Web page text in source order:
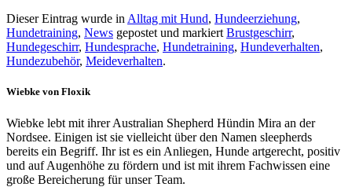
Dieser Eintrag wurde in Alltag mit Hund, Hundeerziehung,
Hundetraining, News gepostet und markiert Brustgeschirr,
Hundegeschirr, Hundesprache, Hundetraining, Hundeverhalten,
Hundezubehör, Meideverhalten.
Wiebke von Floxik
Wiebke lebt mit ihrer Australian Shepherd Hündin Mira an der
Nordsee. Einigen ist sie vielleicht über den Namen sleepherds
bereits ein Begriff. Ihr ist es ein Anliegen, Hunde artgerecht, positiv
und auf Augenhöhe zu fördern und ist mit ihrem Fachwissen eine
große Bereicherung für unser Team.